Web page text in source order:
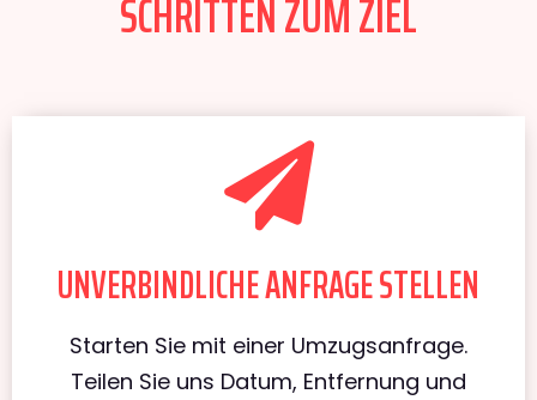
SCHRITTEN ZUM ZIEL
UNVERBINDLICHE ANFRAGE STELLEN
Starten Sie mit einer Umzugsanfrage.
Teilen Sie uns Datum, Entfernung und